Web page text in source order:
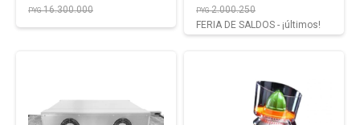
PYG16.300.000 PYG2.000.250
FERIA DE SALDOS - ¡últimos!